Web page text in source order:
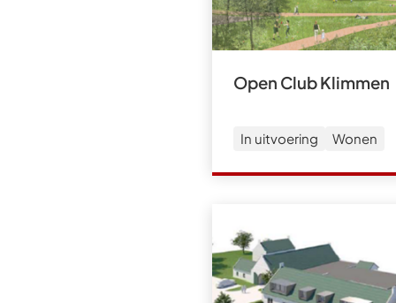
Open Club Klimmen
In uitvoering Wonen